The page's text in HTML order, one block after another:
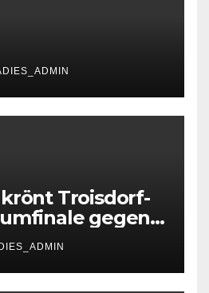
Troisdorf-
gegen
600